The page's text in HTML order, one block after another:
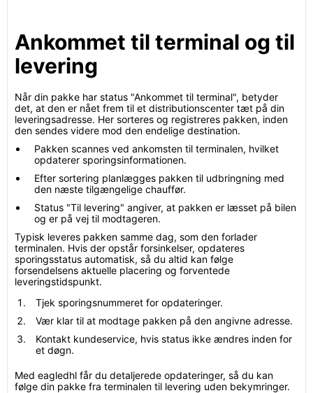
Ankommet til terminal og til
levering
Når din pakke har status "Ankommet til terminal", betyder
det, at den er nået frem til et distributionscenter tæt på din
leveringsadresse. Her sorteres og registreres pakken, inden
den sendes videre mod den endelige destination.
Pakken scannes ved ankomsten til terminalen, hvilket
opdaterer sporingsinformationen.
Efter sortering planlægges pakken til udbringning med
den næste tilgængelige chauffør.
Status "Til levering" angiver, at pakken er læsset på bilen
og er på vej til modtageren.
Typisk leveres pakken samme dag, som den forlader
terminalen. Hvis der opstår forsinkelser, opdateres
sporingsstatus automatisk, så du altid kan følge
forsendelsens aktuelle placering og forventede
leveringstidspunkt.
Tjek sporingsnummeret for opdateringer.
Vær klar til at modtage pakken på den angivne adresse.
Kontakt kundeservice, hvis status ikke ændres inden for
et døgn.
Med eagledhl får du detaljerede opdateringer, så du kan
følge din pakke fra terminalen til levering uden bekymringer.